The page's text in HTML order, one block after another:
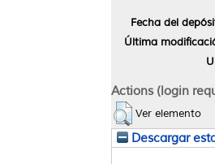
Fecha del
Última
Actions (login
Ver elemento
Descargar